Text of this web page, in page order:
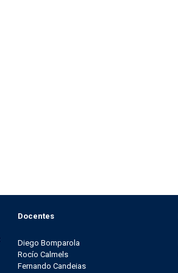
Docentes
Diego Bomparola
Rocío Calmels
Fernando Candeias